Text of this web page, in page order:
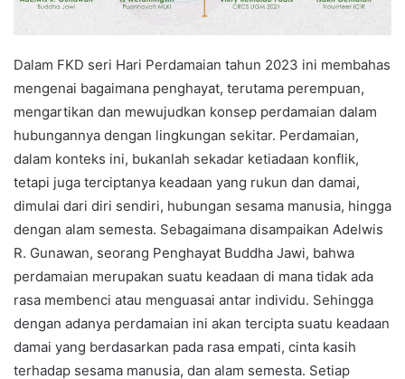
Dalam FKD seri Hari Perdamaian tahun 2023 ini membahas
mengenai bagaimana penghayat, terutama perempuan,
mengartikan dan mewujudkan konsep perdamaian dalam
hubungannya dengan lingkungan sekitar. Perdamaian,
dalam konteks ini, bukanlah sekadar ketiadaan konflik,
tetapi juga terciptanya keadaan yang rukun dan damai,
dimulai dari diri sendiri, hubungan sesama manusia, hingga
dengan alam semesta. Sebagaimana disampaikan Adelwis
R. Gunawan, seorang Penghayat Buddha Jawi, bahwa
perdamaian merupakan suatu keadaan di mana tidak ada
rasa membenci atau menguasai antar individu. Sehingga
dengan adanya perdamaian ini akan tercipta suatu keadaan
damai yang berdasarkan pada rasa empati, cinta kasih
terhadap sesama manusia, dan alam semesta. Setiap